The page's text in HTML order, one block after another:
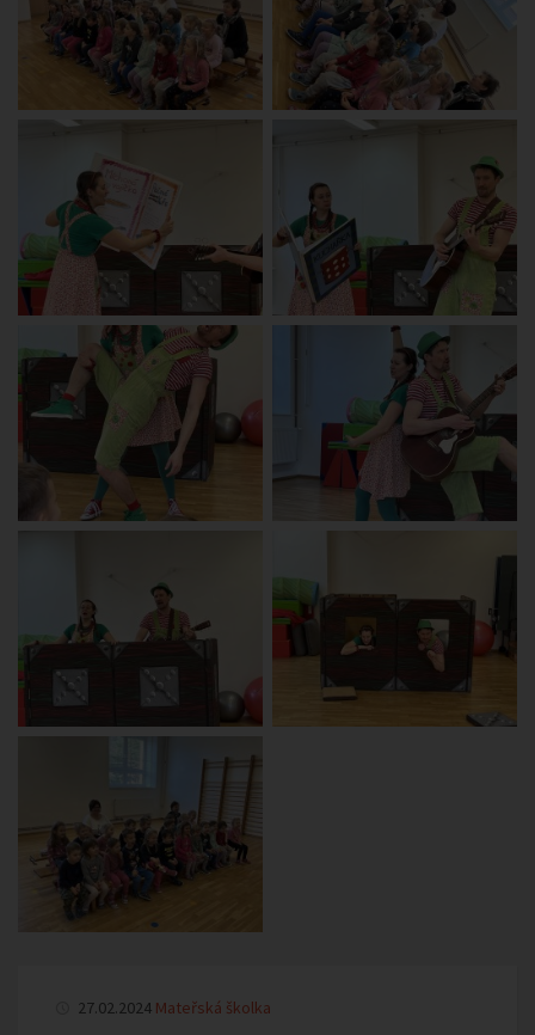
27.02.2024 Mateřská školka